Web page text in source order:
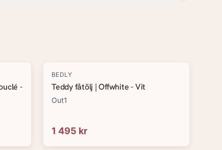
-
BEDLY
Teddy fåtölj | Offwhite - Vit
Out1
1 495 kr